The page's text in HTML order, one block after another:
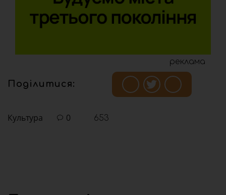
реклама
Поділитися:
Культура 0 653